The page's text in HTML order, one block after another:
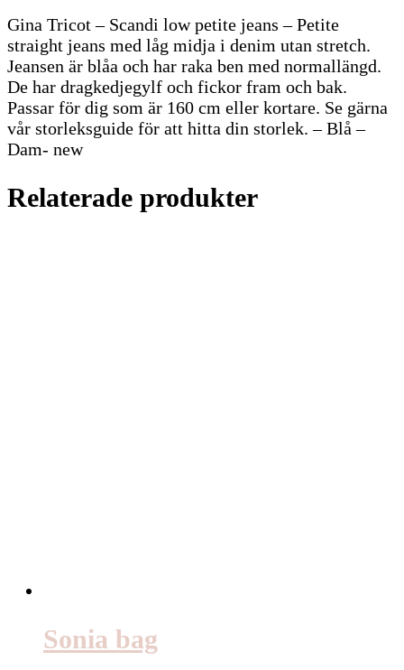
Gina Tricot – Scandi low petite jeans – Petite
straight jeans med låg midja i denim utan stretch.
Jeansen är blåa och har raka ben med normallängd.
De har dragkedjegylf och fickor fram och bak.
Passar för dig som är 160 cm eller kortare. Se gärna
vår storleksguide för att hitta din storlek. – Blå –
Dam- new
Relaterade produkter
Sonia bag